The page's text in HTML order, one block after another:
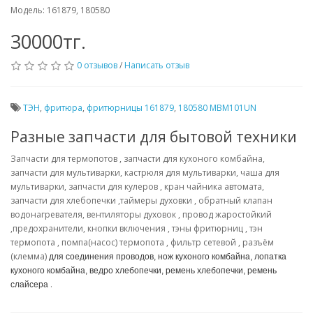
Модель: 161879, 180580
30000тг.
0 отзывов/ Написать отзыв
ТЭН, фритюра, фритюрницы 161879, 180580 MBM101UN
Разные запчасти для бытовой техники
Запчасти для термопотов , запчасти для кухоного комбайна,
запчасти для мультиварки, кастрюля для мультиварки, чаша для
мультиварки, запчасти для кулеров , кран чайника автомата,
запчасти для хлебопечки ,таймеры духовки , обратный клапан
водонагревателя, вентиляторы духовок , провод жаростойкий
,предохранители, кнопки включения , тэны фритюрниц , тэн
термопота , помпа(насос) термопота , фильтр сетевой , разъём
(клемма) для соединения проводов, нож кухоного комбайна, лопатка
кухоного комбайна, ведро хлебопечки, ремень хлебопечки, ремень
слайсера .